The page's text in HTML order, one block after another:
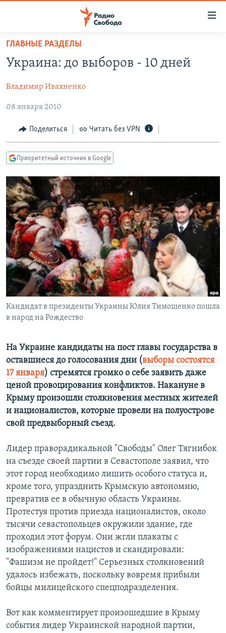
упрощенного
доступа
содержанию
Вернутся
главной
навигации
Вернутся
поиску
ПОДКАСТЫ
АВТОРСКИЕ ПРОЕКТЫ
ЦИТАТЫ СВОБОДЫ
МНЕНИЯ
КУЛЬТУРА
IDEL.РЕАЛИИ
КАВКАЗ.РЕАЛИИ
СЕВЕР.РЕАЛИИ
СИБИРЬ.РЕАЛИИ
РАСПИСАНИЕ ВЕЩАНИЯ
ПОДПИШИТЕСЬ НА РАССЫЛКУ
СОЦИАЛЬНЫЕ СЕТИ
Все сайты РСЕ/РС
ГЛАВНЫЕ РАЗДЕЛЫ
Украина: до выборов - 10 дней
Владимир Ивахненко
08 января 2010
Поделиться Читать без VPN
Приоритетный источник в Google
Кандидат в президенты Украины Юлия Тимошенко пошла
в народ на Рождество
На Украине кандидаты на пост главы государства в
оставшиеся до голосования дни (выборы состоятся
17 января) стремятся громко о себе заявить даже
ценой провоцирования конфликтов. Накануне в
Крыму произошли столкновения местных жителей
и националистов, которые провели на полуострове
свой предвыборный съезд.
Лидер праворадикальной "Свободы" Олег Тягнибок
на съезде своей партии в Севастополе заявил, что
этот город необходимо лишить особого статуса и,
кроме того, упразднить Крымскую автономию,
превратив ее в обычную область Украины.
Протестуя против приезда националистов, около
тысячи севастопольцев окружили здание, где
проходил этот форум. Они жгли плакаты с
изображениями нацистов и скандировали:
"Фашизм не пройдет!" Серьезных столкновений
удалось избежать, поскольку вовремя прибыли
бойцы милицейского спецподразделения.
Вот как комментирует произошедшие в Крыму
события лидер Украинской народной партии,